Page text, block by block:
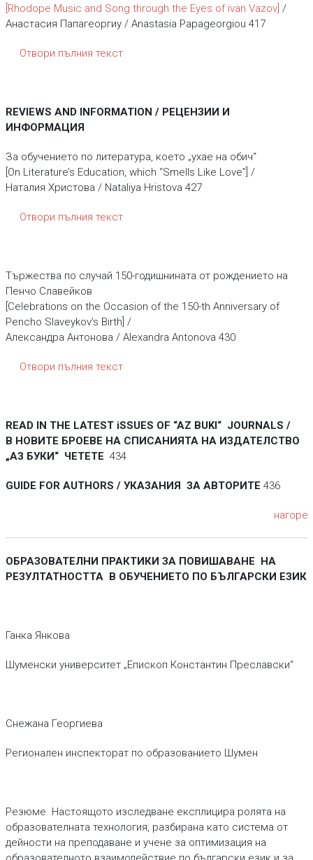
[Rhodope Music and Song through the Eyes of ivan Vazov] /
Анастасия Папагеоргиу / Anastasia Papageorgiou 417
Отвори пълния текст
REVIEWS AND INFORMATION / РЕЦЕНЗИИ И
ИНФОРМАЦИЯ
За обучението по литература, което „ухае на обич“
[On Literature’s Education, which “Smells Like Love”] /
Наталия Христова / Nataliya Hristova 427
Отвори пълния текст
Тържества по случай 150-годишнината от рождението на
Пенчо Славейков
[Celebrations on the Occasion of the 150-th Anniversary of
Pencho Slaveykov’s Birth] /
Александра Антонова / Alexandra Antonova 430
Отвори пълния текст
READ IN THE LATEST iSSUES ОF “AZ BUKI“ JOURNALS /
В НОВИТЕ БРОЕВЕ НА СПИСАНИЯТА НА ИЗДАТЕЛСТВО
„АЗ БУКИ“ ЧЕТЕТЕ 434
GUIDE FOR AUTHORS / УКАЗАНИЯ ЗА АВТОРИТЕ 436
нагоре
ОБРАЗОВАТЕЛНИ ПРАКТИКИ ЗА ПОВИШАВАНЕ НА
РЕЗУЛТАТНОСТТА В ОБУЧЕНИЕТО ПО БЪЛГАРСКИ ЕЗИК
Ганка Янкова
Шуменски университет „Епископ Константин Преславски“
Снежана Георгиева
Регионален инспекторат по образованието Шумен
Резюме. Настоящото изследване експлицира ролята на
образователната технология, разбирана като система от
дейности на преподаване и учене за оптимизация на